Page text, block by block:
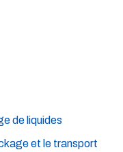
de liquides
et le transport